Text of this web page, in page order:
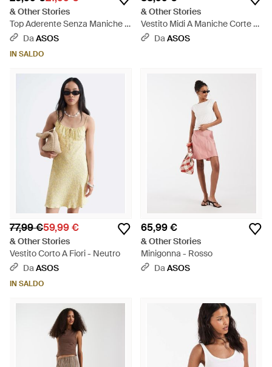
& Other Stories
Top Aderente Senza Maniche -
NeroDaASOS
IN SALDO
& Other Stories
Vestito Midi A Maniche Corte -
Blu DaASOS
77,99 €59,99 €
& Other Stories
Vestito Corto A Fiori - Neutro
DaASOS
IN SALDO
65,99 €
& Other Stories
Minigonna - Rosso
DaASOS